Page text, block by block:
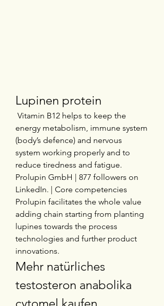
Lupinen protein
energy metabolism, immune system
(body’s defence) and nervous
system working properly and to
reduce tiredness and fatigue.
Prolupin GmbH | 877 followers on
LinkedIn. | Core competencies
Prolupin facilitates the whole value
adding chain starting from planting
lupines towards the process
technologies and further product
innovations.
Mehr natürliches
testosteron anabolika
cytomel kaufen